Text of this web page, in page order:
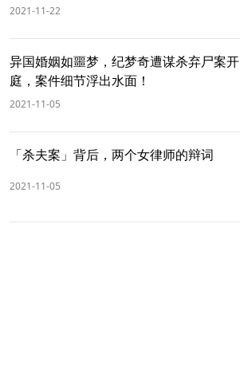
2021-11-22
异国婚姻如噩梦，纪梦奇遭谋杀弃尸案开
庭，案件细节浮出水面！
2021-11-05
「杀夫案」背后，两个女律师的辩词
2021-11-05